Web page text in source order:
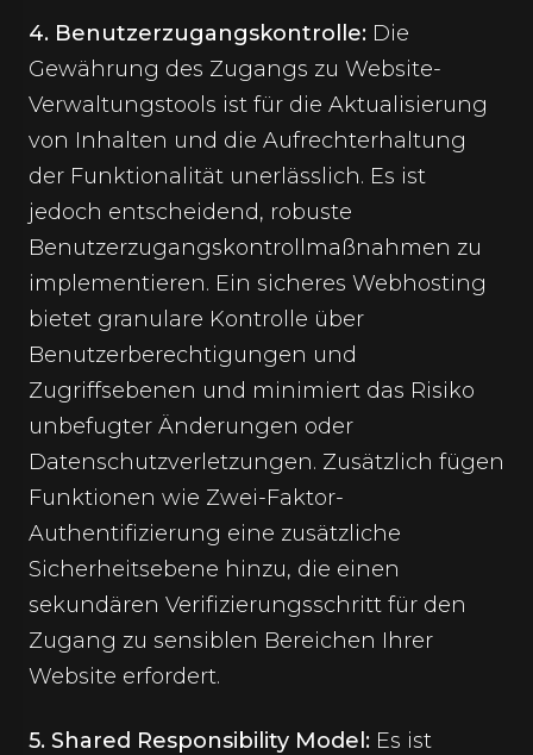
4. Benutzerzugangskontrolle: Die
Gewährung des Zugangs zu Website-
Verwaltungstools ist für die Aktualisierung
von Inhalten und die Aufrechterhaltung
der Funktionalität unerlässlich. Es ist
jedoch entscheidend, robuste
Benutzerzugangskontrollmaßnahmen zu
implementieren. Ein sicheres Webhosting
bietet granulare Kontrolle über
Benutzerberechtigungen und
Zugriffsebenen und minimiert das Risiko
unbefugter Änderungen oder
Datenschutzverletzungen. Zusätzlich fügen
Funktionen wie Zwei-Faktor-
Authentifizierung eine zusätzliche
Sicherheitsebene hinzu, die einen
sekundären Verifizierungsschritt für den
Zugang zu sensiblen Bereichen Ihrer
Website erfordert.
5. Shared Responsibility Model: Es ist